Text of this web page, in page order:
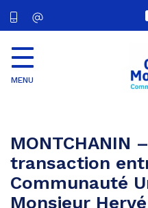
MENU
MONTCHANIN
transaction
Communauté
Monsieur Hervé